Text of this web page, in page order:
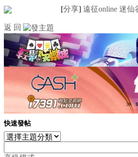
[分享] 遠征online 迷
返 回
快速發帖